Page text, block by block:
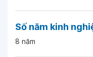
Số năm kinh
8 năm